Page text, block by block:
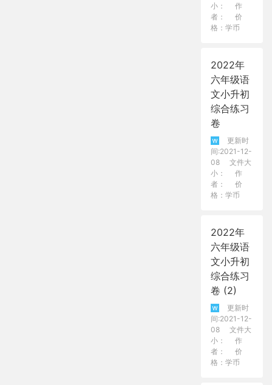
小：
作
者：
价
格：学币
2022年
六年级语
文小升初
综合练习
卷
更新时
间:2021-12-
08
文件大
小：
作
者：
价
格：学币
2022年
六年级语
文小升初
综合练习
卷 (2)
更新时
间:2021-12-
08
文件大
小：
作
者：
价
格：学币